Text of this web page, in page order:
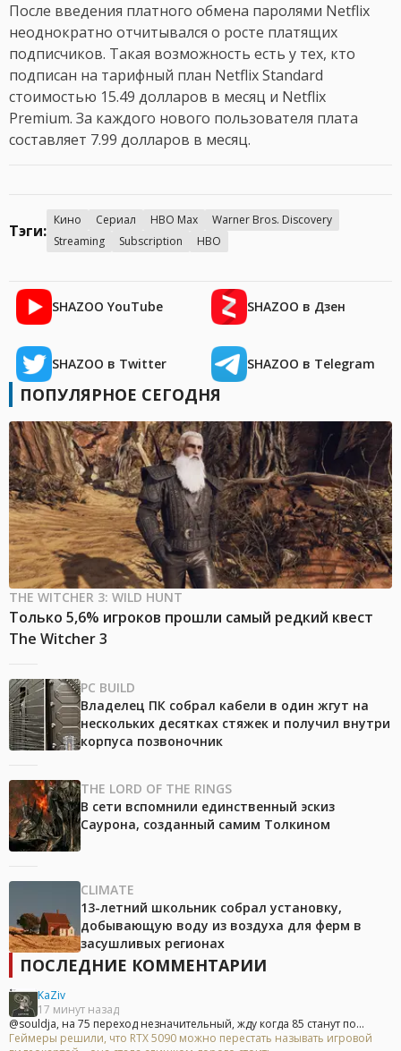
После введения платного обмена паролями Netflix
неоднократно отчитывался о росте платящих
подписчиков. Такая возможность есть у тех, кто
подписан на тарифный план Netflix Standard
стоимостью 15.49 долларов в месяц и Netflix
Premium. За каждого нового пользователя плата
составляет 7.99 долларов в месяц.
Тэги:
Кино Сериал HBO Max
Warner Bros. Discovery
Streaming
Subscription HBO
SHAZOO YouTube SHAZOO в Дзен
SHAZOO в Twitter SHAZOO в Telegram
ПОПУЛЯРНОЕ СЕГОДНЯ
THE WITCHER 3: WILD HUNT
Только 5,6% игроков прошли самый редкий квест
The Witcher 3
PC BUILD
Владелец ПК собрал кабели в один жгут на
нескольких десятках стяжек и получил внутри
корпуса позвоночник
THE LORD OF THE RINGS
В сети вспомнили единственный эскиз
Саурона, созданный самим Толкином
CLIMATE
13-летний школьник собрал установку,
добывающую воду из воздуха для ферм в
засушливых регионах
ПОСЛЕДНИЕ КОММЕНТАРИИ
KaZiv
17 минут назад
@souldja, на 75 переход незначительный, жду когда 85 станут по...
Геймеры решили, что RTX 5090 можно перестать называть игровой